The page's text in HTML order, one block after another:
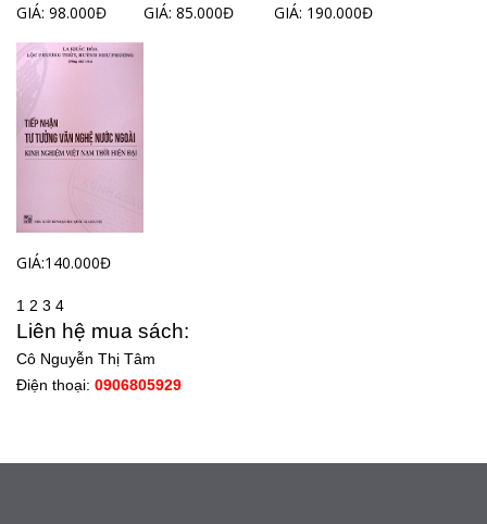
GIÁ: 98.000Đ GIÁ: 85.000Đ GIÁ: 190.000Đ
GIÁ:140.000Đ
1 2 3 4
Liên hệ mua sách:
Cô Nguyễn Thị Tâm
Điện thoại: 0906805929